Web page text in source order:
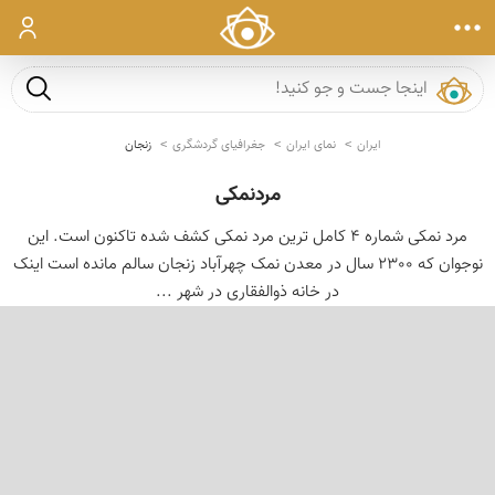
ورود
جست و
ایران نمای ایران جغرافیای گردشگری زنجان
مردنمکی
مرد نمکی شماره 4 کامل ترین مرد نمکی کشف شده تاکنون است. این
نوجوان که 2300 سال در معدن نمک چهرآباد زنجان سالم مانده است اینک
در خانه ذوالفقاری در شهر ...